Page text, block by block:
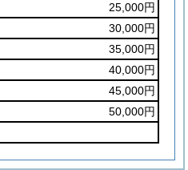
25,000円
30,000円
35,000円
40,000円
45,000円
50,000円